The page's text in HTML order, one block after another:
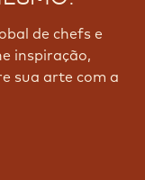
de chefs e
inspiração,
sua arte com a